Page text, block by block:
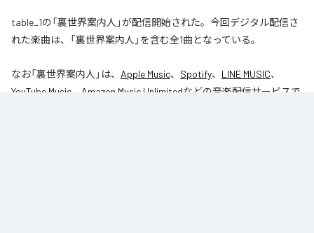
table_1の「裏世界案内人」が配信開始された。今回デジタル配信さ
れた楽曲は、「裏世界案内人」を含む全1曲となっている。
なお「裏世界案内人 」は、 Apple Music、 Spotify、 LINE MUSIC、
YouTube Music
Amazon Music Unlimitedなどの音楽配信サービスで